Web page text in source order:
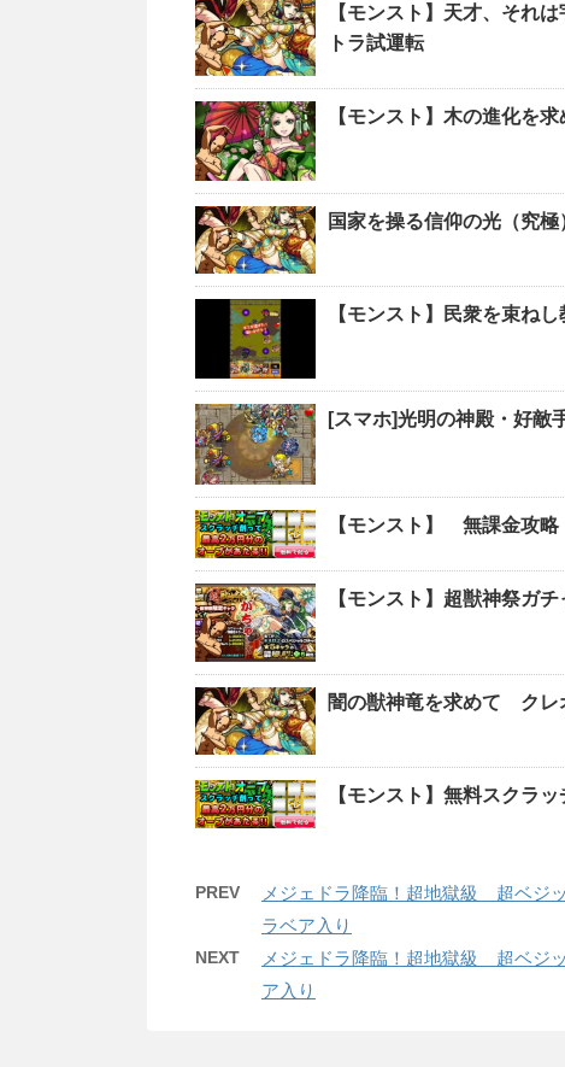
【モンスト】天才、それ
トラ試運転
【モンスト】木の進化を
国家を操る信仰の光（究
【モンスト】民衆を束ね
[スマホ]光明の神殿・好敵
【モンスト】 無課金攻
【モンスト】超獣神祭ガ
闇の獣神竜を求めて クレ
【モンスト】無料スクラ
PREV
メジェドラ降臨！超地獄級 超ベジ
ラベア入り
NEXT
メジェドラ降臨！超地獄級 超ベジ
ア入り